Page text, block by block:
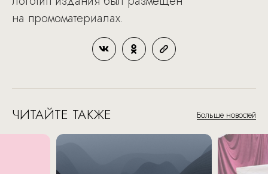
на промоматериалах.
ЧИТАЙТЕ ТАКЖЕ Больше новостей